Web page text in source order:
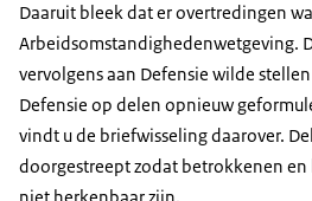
Daaruit bleek dat er overtredingen
Arbeidsomstandighedenwetgeving.
vervolgens aan Defensie wilde
Defensie op delen opnieuw
vindt u de briefwisseling daarover.
doorgestreept zodat betrokkenen